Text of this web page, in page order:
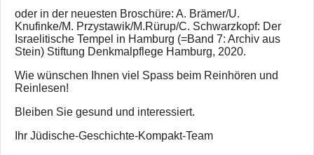
oder in der neuesten Broschüre: A. Brämer/U.
Knufinke/M. Przystawik/M.Rürup/C. Schwarzkopf: Der
Israelitische Tempel in Hamburg (=Band 7: Archiv aus
Stein) Stiftung Denkmalpflege Hamburg, 2020.
Wie wünschen Ihnen viel Spass beim Reinhören und
Reinlesen!
Bleiben Sie gesund und interessiert.
Ihr Jüdische-Geschichte-Kompakt-Team